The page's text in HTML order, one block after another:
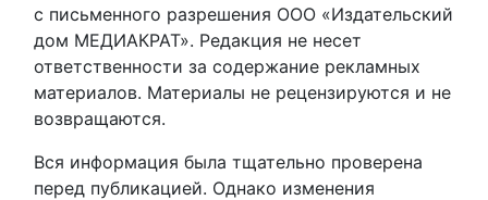
с письменного разрешения ООО «Издательский
дом МЕДИАКРАТ». Редакция не несет
ответственности за содержание рекламных
материалов. Материалы не рецензируются и не
возвращаются.
Вся информация была тщательно проверена
перед публикацией. Однако изменения